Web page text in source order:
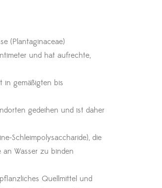
(Plantaginaceae)
und hat aufrechte,
in gemäßigten bis
gedeihen und ist daher
Schleimpolysaccharide), die
Wasser zu binden
Quellmittel und